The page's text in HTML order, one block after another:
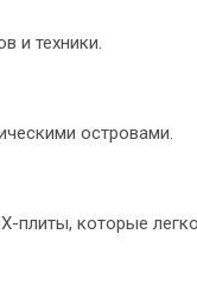
и техники.
островами.
плиты, которые